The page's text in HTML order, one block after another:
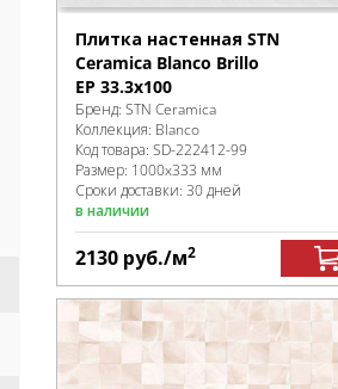
Плитка настенная STN
Ceramica Blanco Brillo
EP 33.3x100
Бренд: STN Ceramica
Коллекция: Blanco
Код товара: SD-222412-99
Размер: 1000x333 мм
Сроки доставки: 30 дней
в наличии
2130 руб./м2